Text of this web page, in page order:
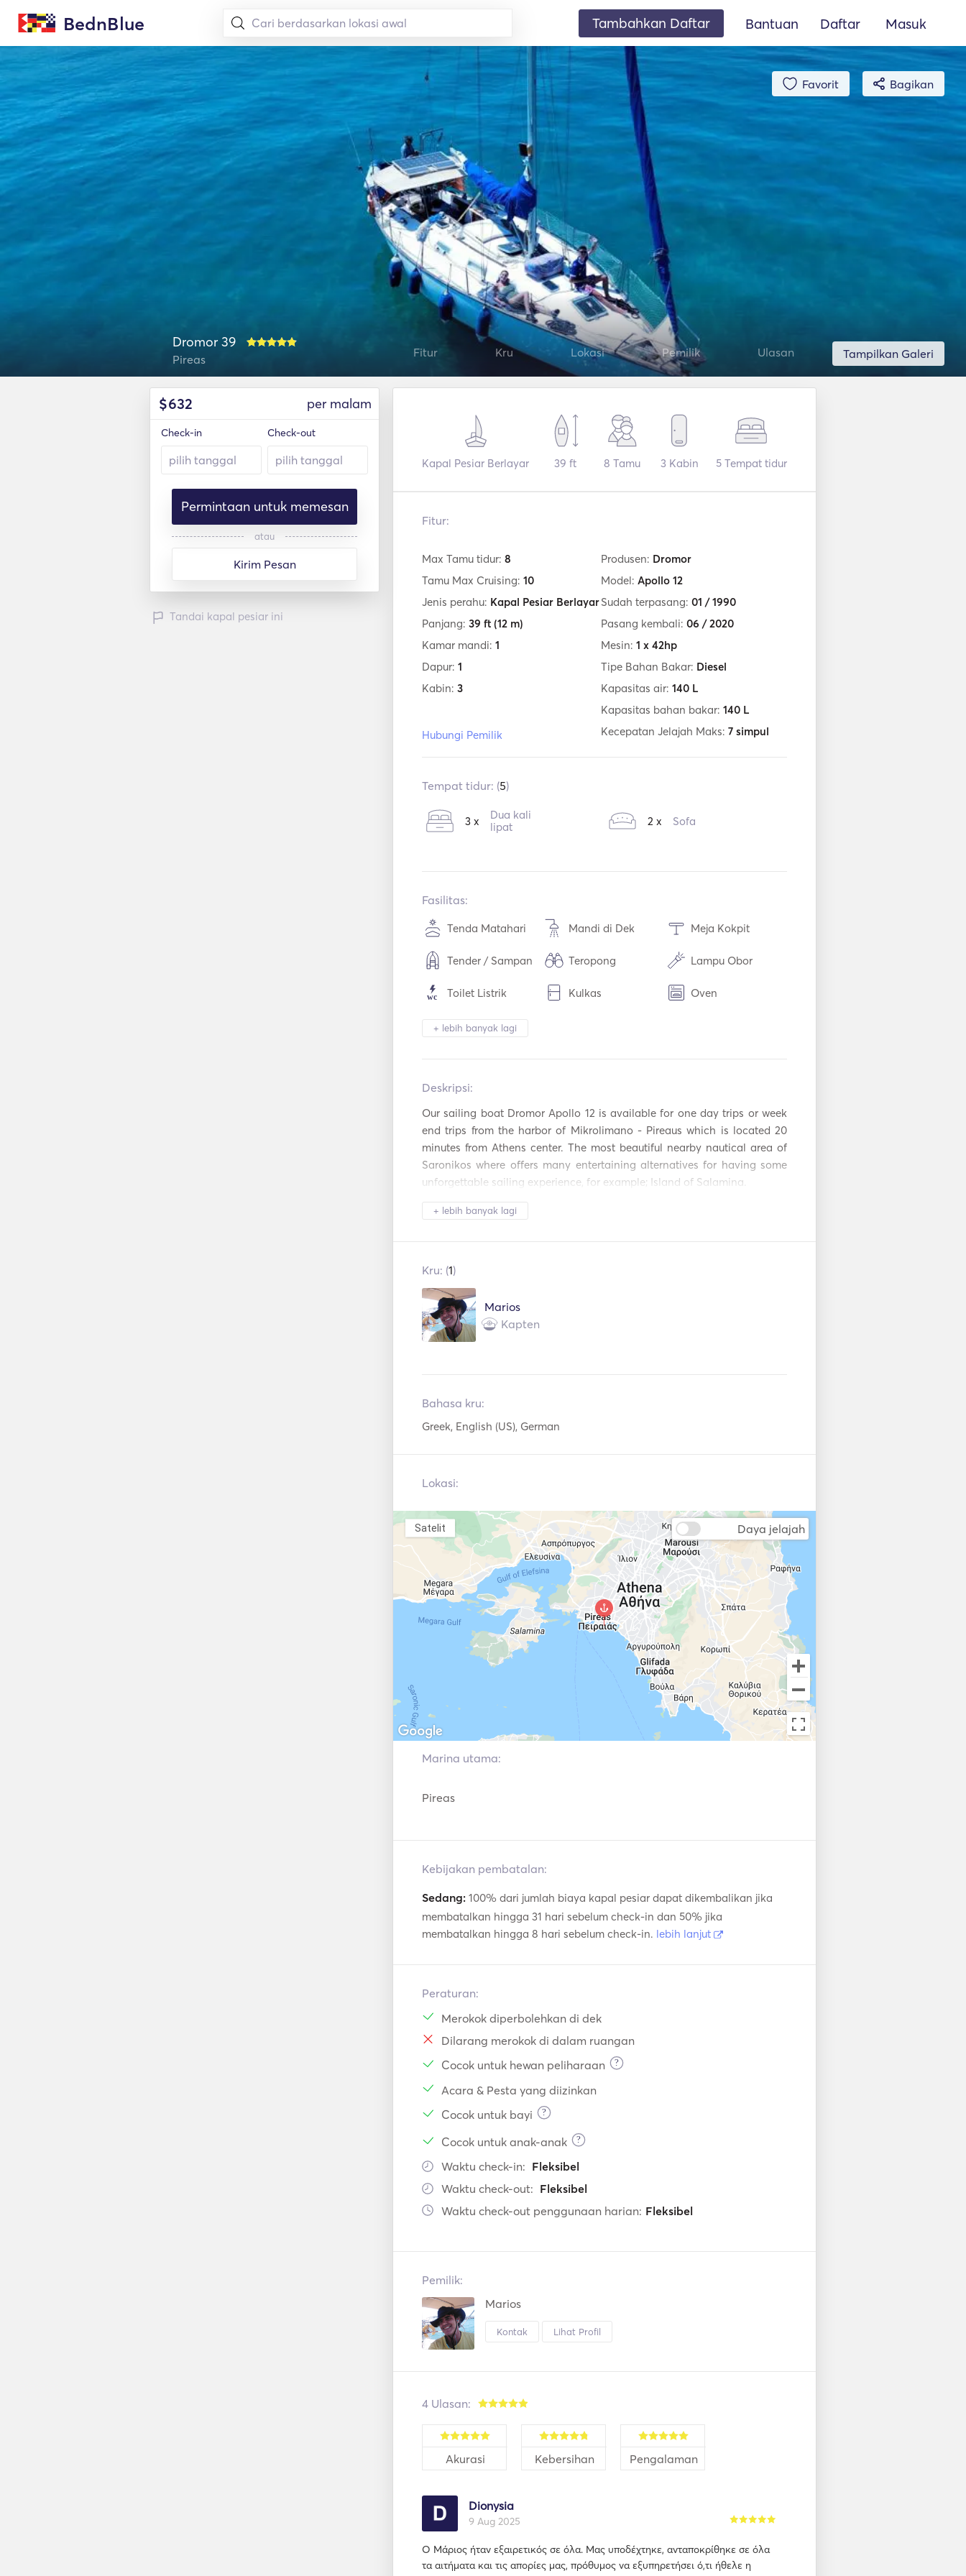
BednBlue Tambahkan Daftar Bantuan Daftar Masuk
Favorit Bagikan
Tampilkan Galeri
Dromor 39
Pireas Fitur Kru Lokasi Pemilik Ulasan
$632 per malam
Check-in Check-out
Permintaan untuk memesan
atau
Kirim Pesan
Tandai kapal pesiar ini
Kapal Pesiar Berlayar 39 ft 8 Tamu 3 Kabin 5Tempat tidur
Fitur:
Max Tamu tidur: 8
Tamu Max Cruising: 10
Jenis perahu: Kapal Pesiar Berlayar
Panjang: 39 ft (12 m)
Kamar mandi: 1
Dapur: 1
Kabin: 3
Hubungi Pemilik
Produsen: Dromor
Model: Apollo 12
Sudah terpasang: 01 / 1990
Pasang kembali: 06 / 2020
Mesin: 1 x 42hp
Tipe Bahan Bakar: Diesel
Kapasitas air: 140 L
Kapasitas bahan bakar: 140 L
Kecepatan Jelajah Maks: 7 simpul
Tempat tidur: (5)
3 x
Dua kali
lipat
2 x Sofa
Fasilitas:
Tenda Matahari Mandi di Dek Meja Kokpit
Tender / Sampan Teropong Lampu Obor
Toilet Listrik Kulkas Oven
/ Piring
Inverter Daya
Jangkar Listrik Fender Pistol suar
Panduan & Peta
Alat Pemadam
Kebakaran
Genggam
Jaket Pelampung
Sistem Navigasi
+ lebih banyak lagi
Deskripsi:
Our sailing boat Dromor Apollo 12 is available for one day trips or week
end trips from the harbor of Mikrolimano - Pireaus which is located 20
minutes from Athens center. The most beautiful nearby nautical area of
Saronikos where offers many entertaining alternatives for having some
unforgettable sailing experience, for example; Island of Salamina.
+ lebih banyak lagi
Kru: (1)
Marios
Kapten
Bahasa kru:
Greek, English (US), German
Lokasi:
Daya jelajah
Satelit
Marina utama:
Pireas
Kebijakan pembatalan:
Sedang: 100% dari jumlah biaya kapal pesiar dapat dikembalikan jika
membatalkan hingga 31 hari sebelum check-in dan 50% jika
membatalkan hingga 8 hari sebelum check-in. lebih lanjut
Peraturan:
Merokok diperbolehkan di dek
Dilarang merokok di dalam ruangan
Cocok untuk hewan peliharaan
?
Acara & Pesta yang diizinkan
Cocok untuk bayi
?
Cocok untuk anak-anak ?
Waktu check-in: Fleksibel
Waktu check-out: Fleksibel
Waktu check-out penggunaan harian: Fleksibel
Pemilik:
Marios
Kontak Lihat Profil
4 Ulasan:
Akurasi Kebersihan Pengalaman
Dionysia
9 Aug 2025
Ο Μάριος ήταν εξαιρετικός σε όλα. Μας υποδέχτηκε, ανταποκρίθηκε σε όλα
τα αιτήματα και τις απορίες μας, πρόθυμος να εξυπηρετήσει ό,τι ήθελε η